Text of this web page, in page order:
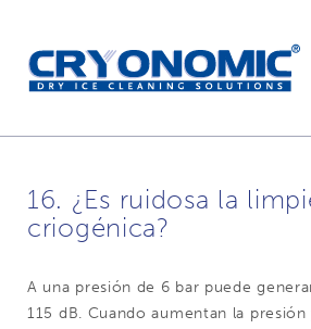
16. ¿Es ruidosa la
criogénica?
A una presión de 6 bar puede
115 dB. Cuando aumentan la